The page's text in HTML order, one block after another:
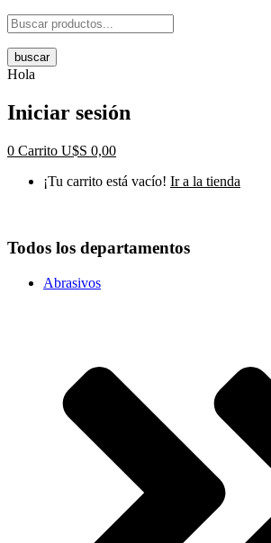
buscar
Hola
Iniciar sesión
0 Carrito U$S 0,00
¡Tu carrito está vacío! Ir a la tienda
Todos los departamentos
Abrasivos